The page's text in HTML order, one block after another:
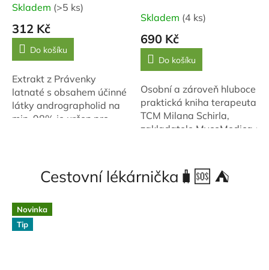
Průměrné
hodnocení
produktu
5,0
z
5
hvězdiček.
Skladem (>5 ks)
312 Kč
Do košíku
Extrakt z Právenky
latnaté s obsahem účinné
látky andrographolid na
min. 98% je určen pro
Vhodná je u akutních...
Skladem (4 ks)
690 Kč
Do košíku
Osobní a zároveň hluboce
praktická kniha terapeuta
TCM Milana Schirla,
zakladatele MycoMedica.cz.
čínské medicíny,
vitálních...
Cestovní lékárnička🧳🆘 ⛺
Novinka
Tip